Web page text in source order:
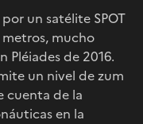
un satélite SPOT
mucho
Pléiades de 2016.
un nivel de zum
cuenta de la
en la